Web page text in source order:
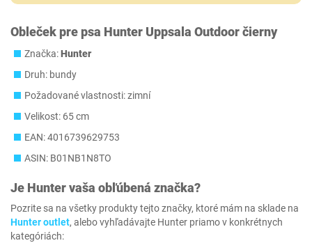
Obleček pre psa Hunter Uppsala Outdoor čierny
Značka:Hunter
Druh: bundy
Požadované vlastnosti: zimní
Velikost: 65 cm
EAN: 4016739629753
ASIN: B01NB1N8TO
Je Huntervaša obľúbená značka?
Pozrite sa na všetky produkty tejto značky, ktoré mám na sklade na
Hunter outlet, alebo vyhľadávajte Hunter priamo v konkrétnych
kategóriách: